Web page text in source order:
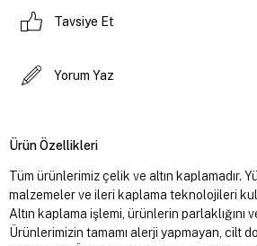
Tavsiye Et
Yorum Yaz
Ürün Özellikleri
Tüm ürünlerimiz çelik ve altın kaplamadır.
malzemeler ve ileri kaplama teknolojileri
Altın kaplama işlemi, ürünlerin parlaklığını ve
Ürünlerimizin tamamı alerji yapmayan, cilt